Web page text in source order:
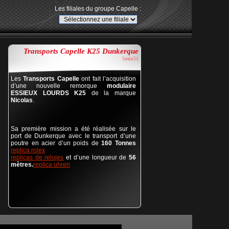
Les filiales du groupe Capelle :
Transports Capelle K25 Dunkerque
5min51
LesTransports Capelleont fait l’acquisition
d’une nouvelle remorque modulaire
ESSIEUX LOURDS K25 de la marque
Nicolas.
Sa première mission a été réalisée sur le
port de Dunkerque avec le transport d’une
poutre en acier d’un poids de160 Tonnes
replica rolex
replicas de relojes et d’une longueur de56
mètres.replica uhren